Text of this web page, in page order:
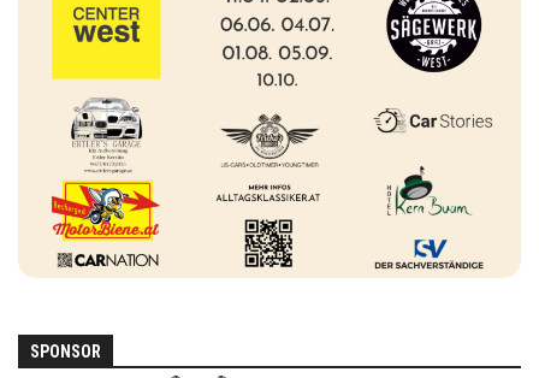
SPONSOR